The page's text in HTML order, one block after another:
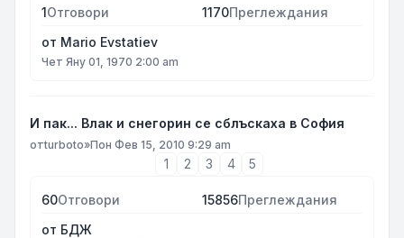
1Отговори 1170Преглеждания
от Mario Evstatiev
Чет Яну 01, 1970 2:00 am
И пак... Влак и снегорин се сблъскаха в София
отturboto»Пон Фев 15, 2010 9:29 am
1 2 3 4 5
60Отговори 15856Преглеждания
от БДЖ